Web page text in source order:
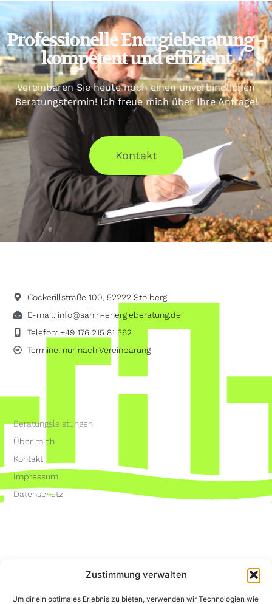
Zustimmung verwalten
Um dir ein optimales Erlebnis zu bieten, verwenden wir Technologien wie
Professionelle Energie­beratung –
kompe­tent und effi­zient
Vereinbaren Sie heute noch einen unverbindlichen
Beratungstermin! Ich freue mich über Ihre Anfrage!
Kontakt
Beratungsleistungen
Über mich
Kontakt
Impressum
Datenschutz
Cockerillstraße 100, 52222 Stolberg
E-mail: info@sahin-energieberatung.de
Telefon: +49 176 215 81 562
Termine: nur nach Vereinbarung